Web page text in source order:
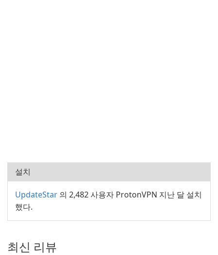
설치
UpdateStar 의 2,482 사용자 ProtonVPN 지난 달 설치
했다.
최신 리뷰